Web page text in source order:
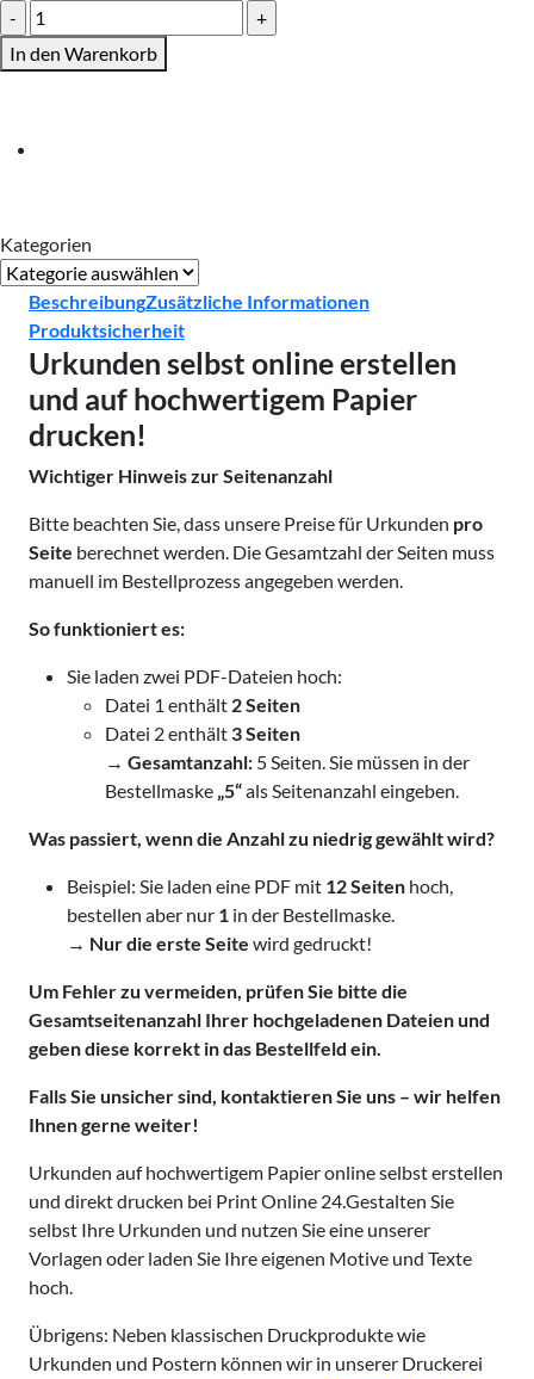
Urkunden
drucken
Menge
In den Warenkorb
Kategorien
Kategorien
BeschreibungZusätzliche Informationen
Produktsicherheit
Urkunden selbst online erstellen
und auf hochwertigem Papier
drucken!
Wichtiger Hinweis zur Seitenanzahl
Bitte beachten Sie, dass unsere Preise für Urkunden pro
Seite berechnet werden. Die Gesamtzahl der Seiten muss
manuell im Bestellprozess angegeben werden.
So funktioniert es:
Sie laden zwei PDF-Dateien hoch:
Datei 1 enthält 2 Seiten
Datei 2 enthält 3 Seiten
→ Gesamtanzahl: 5 Seiten. Sie müssen in der
Bestellmaske „5“als Seitenanzahl eingeben.
Was passiert, wenn die Anzahl zu niedrig gewählt wird?
Beispiel: Sie laden eine PDF mit 12 Seiten hoch,
bestellen aber nur 1 in der Bestellmaske.
→ Nur die erste Seite wird gedruckt!
Um Fehler zu vermeiden, prüfen Sie bitte die
Gesamtseitenanzahl Ihrer hochgeladenen Dateien und
geben diese korrekt in das Bestellfeld ein.
Falls Sie unsicher sind, kontaktieren Sie uns – wir helfen
Ihnen gerne weiter!
Urkunden auf hochwertigem Papier online selbst erstellen
und direkt drucken bei Print Online 24.Gestalten Sie
selbst Ihre Urkunden und nutzen Sie eine unserer
Vorlagen oder laden Sie Ihre eigenen Motive und Texte
hoch.
Übrigens: Neben klassischen Druckprodukte wie
Urkunden und Postern können wir in unserer Druckerei